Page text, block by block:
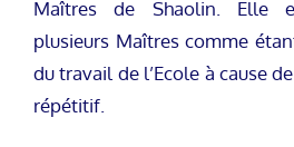
Maîtres de Shaolin. Elle
plusieurs Maîtres comme
du travail de l’Ecole à cause
répétitif.